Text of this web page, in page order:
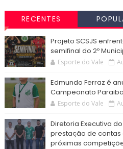
RECENTES
Projeto SCSJS
semifinal do 2º
Esporte do Vale
Edmundo Ferraz é
Campeonato
Esporte do Vale
Diretoria Executiva
prestação de
próximas